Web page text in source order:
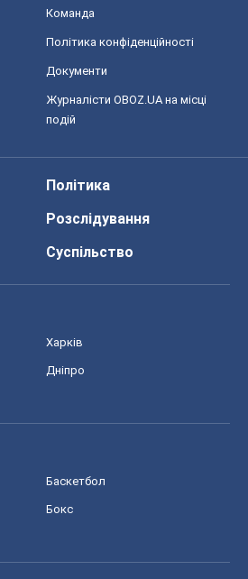
Команда
Політика конфіденційності
Документи
Журналісти OBOZ.UA на місці
подій
Політика
Розслідування
Суспільство
Харків
Дніпро
Баскетбол
Бокс